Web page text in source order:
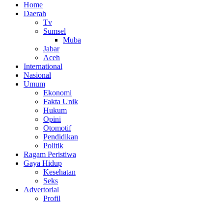
Home
Daerah
Tv
Sumsel
Muba
Jabar
Aceh
International
Nasional
Umum
Ekonomi
Fakta Unik
Hukum
Opini
Otomotif
Pendidikan
Politik
Ragam Peristiwa
Gaya Hidup
Kesehatan
Seks
Advertorial
Profil